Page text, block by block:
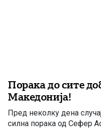
Порака до сите
Македонија!
Пред неколку дена
силна порака од Сефер